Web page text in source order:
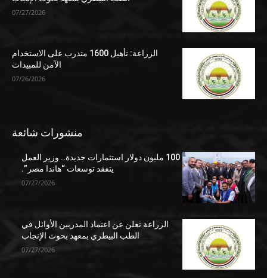
07/27/2026
الزراعة: تأهيل 1600 متدرب على الاستخدام
الآمن للمبيدات
07/26/2026
منشورات شائعة
100 مليون دولار استثمارات جديدة.. وزير العمل
يتفقد توسعات “هاندا مصر”.
07/27/2026
الزراعة تعلن عن اعتماد المدربين الأوائل في
الطب البيطري بمعهد بحوث الإنجاب
07/27/2026